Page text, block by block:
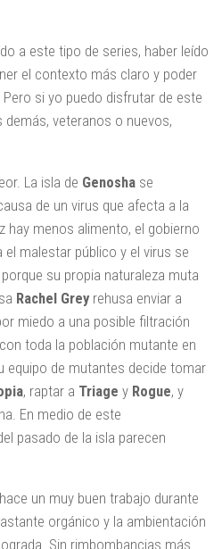
a este tipo de series, haber leído
el contexto más claro y poder
si yo puedo disfrutar de este
veteranos o nuevos,
La isla de Genosha se
de un virus que afecta a la
hay menos alimento, el gobierno
malestar público y el virus se
su propia naturaleza muta
Rachel Grey rehusa enviar a
miedo a una posible filtración
toda la población mutante en
equipo de mutantes decide tomar
, raptar a Triage y Rogue, y
En medio de este
pasado de la isla parecen
hace un muy buen trabajo durante
orgánico y la ambientación
Sin rimbombancias más